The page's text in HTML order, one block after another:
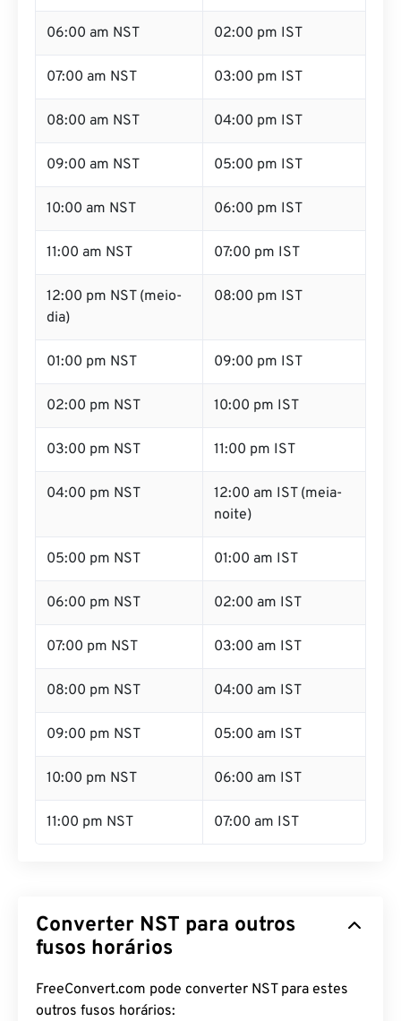
06:00 am NST 02:00 pm IST
07:00 am NST 03:00 pm IST
08:00 am NST 04:00 pm IST
09:00 am NST 05:00 pm IST
10:00 am NST 06:00 pm IST
11:00 am NST 07:00 pm IST
12:00 pm NST (meio-
dia)
08:00 pm IST
01:00 pm NST 09:00 pm IST
02:00 pm NST 10:00 pm IST
03:00 pm NST 11:00 pm IST
04:00 pm NST
12:00 am IST (meia-
noite)
05:00 pm NST 01:00 am IST
06:00 pm NST 02:00 am IST
07:00 pm NST 03:00 am IST
08:00 pm NST 04:00 am IST
09:00 pm NST 05:00 am IST
10:00 pm NST 06:00 am IST
11:00 pm NST 07:00 am IST
Converter NST para outros
fusos horários
FreeConvert.com pode converter NST para estes
outros fusos horários: